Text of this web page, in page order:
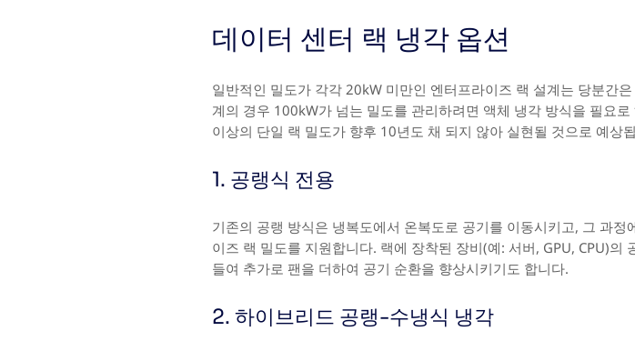
데이터 센터 랙 냉각 옵션
일반적인 밀도가 각각 20kW 미만인 엔터프라이즈 랙 설계는 당분간
계의 경우 100kW가 넘는 밀도를 관리하려면 액체 냉각 방식을 필요
이상의 단일 랙 밀도가 향후 10년도 채 되지 않아 실현될 것으로 예상
1. 공랭식 전용
기존의 공랭 방식은 냉복도에서 온복도로 공기를 이동시키고, 그 과
이즈 랙 밀도를 지원합니다. 랙에 장착된 장비(예: 서버, GPU, CPU)
들여 추가로 팬을 더하여 공기 순환을 향상시키기도 합니다.
2. 하이브리드 공랭-수냉식 냉각